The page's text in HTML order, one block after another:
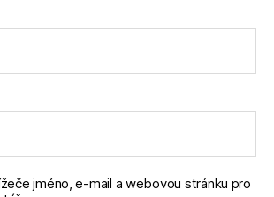
jméno, e-mail a webovou stránku pro